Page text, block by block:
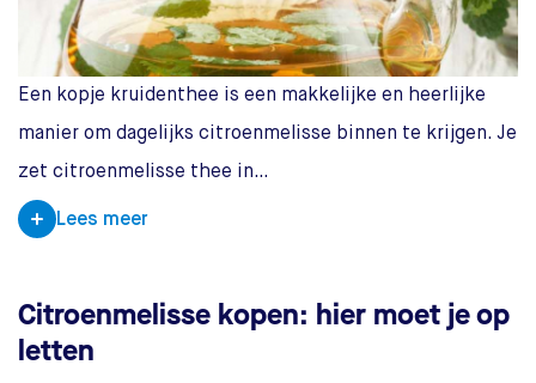
Een kopje kruidenthee is een makkelijke en heerlijke
manier om dagelijks citroenmelisse binnen te krijgen. Je
zet citroenmelisse thee in…
Lees meer
Citroenmelisse kopen: hier moet je op
letten